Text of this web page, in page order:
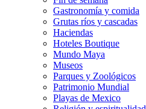
Gastronomía y comida
Grutas ríos y cascadas
Haciendas
Hoteles Boutique
Mundo Maya
Museos
Parques y Zoológicos
Patrimonio Mundial
Playas de Mexico